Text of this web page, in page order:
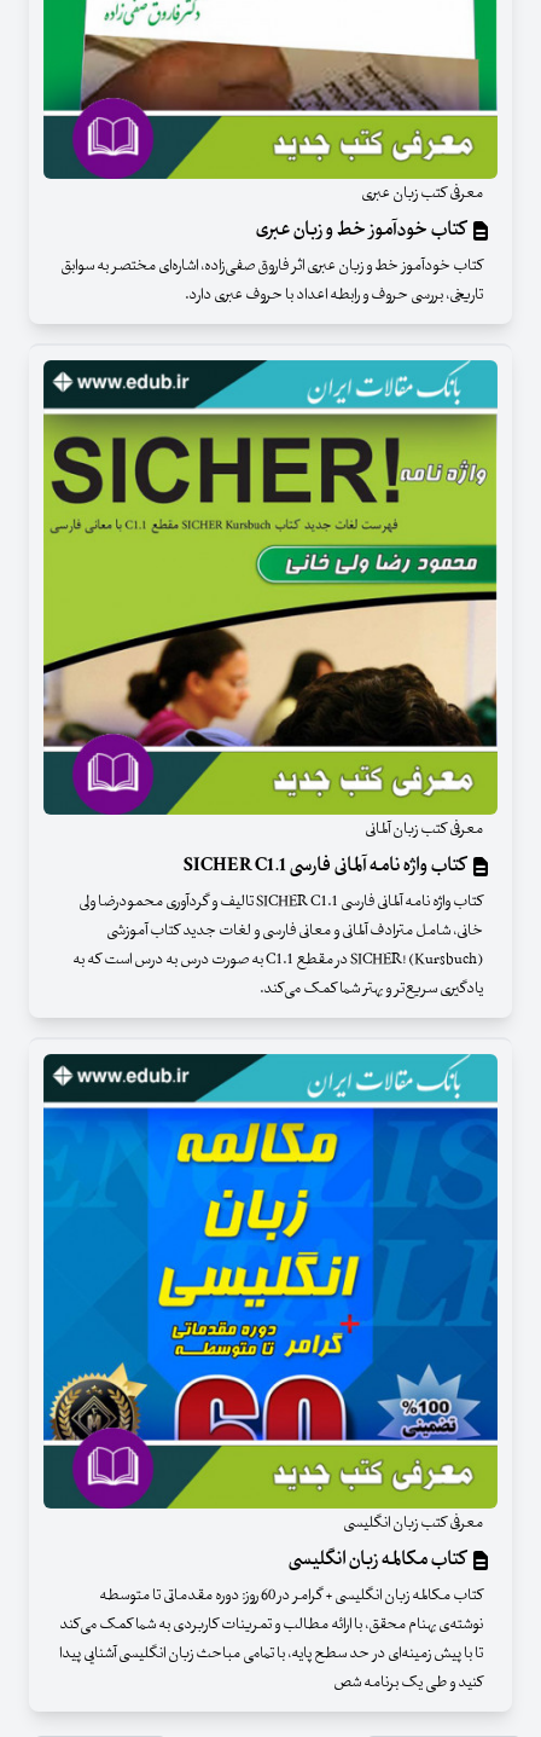
معرفی کتب زبان عبری
کتاب خودآموز خط و زبان عبری
کتاب خودآموز خط و زبان عبری اثر فاروق صفی‌زاده، اشاره‌ای مختصر به سوابق
تاریخی، بررسی حروف و رابطه اعداد با حروف عبری دارد.
معرفی کتب زبان آلمانی
کتاب واژه نامه آلمانی فارسی SICHER C1.1
کتاب واژه نامه آلمانی فارسی SICHER C1.1 تالیف و گردآوری محمودرضا ولی
خانی، شامل مترادف آلمانی و معانی فارسی و لغات جدید کتاب آموزشی
(SICHER! (Kursbuch در مقطع C1.1 به صورت درس به درس است که به
یادگیری سریع‌تر و بهتر شما کمک می‌کند.
معرفی کتب زبان انگلیسی
کتاب مکالمه زبان انگلیسی
کتاب مکالمه زبان انگلیسی + گرامر در 60 روز: دوره مقدماتی تا متوسطه
نوشته‌ی بهنام محقق، با ارائه مطالب و تمرینات کاربردی به شما کمک می‌کند
تا با پیش زمینه‌ای در حد سطح پایه، با تمامی مباحث زبان انگلیسی آشنایی پیدا
کنید و طی یک برنامه شص